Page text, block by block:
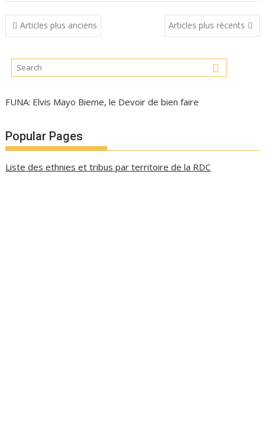
Navigation
des
Articles plus anciens Articles plus récents
FUNA: Elvis Mayo Bieme, le Devoir de bien faire
Popular Pages
Liste des ethnies et tribus par territoire de la RDC